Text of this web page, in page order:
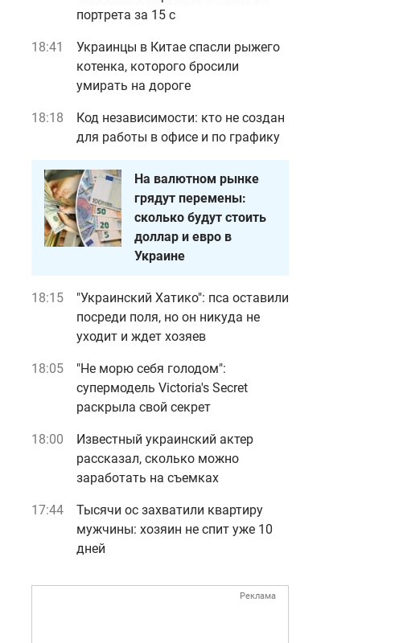
портрета за 15 с
18:41
Украинцы в Китае спасли рыжего
котенка, которого бросили
умирать на дороге
18:18
Код независимости: кто не создан
для работы в офисе и по графику
На валютном рынке
грядут перемены:
сколько будут стоить
доллар и евро в
Украине
18:15
"Украинский Хатико": пса оставили
посреди поля, но он никуда не
уходит и ждет хозяев
18:05
"Не морю себя голодом":
супермодель Victoria's Secret
раскрыла свой секрет
18:00
Известный украинский актер
рассказал, сколько можно
заработать на съемках
17:44
Тысячи ос захватили квартиру
мужчины: хозяин не спит уже 10
дней
Реклама